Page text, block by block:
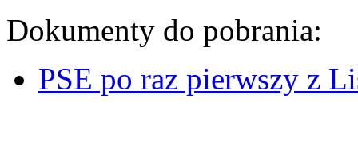
Dokumenty do pobrania:
PSE po raz pierwszy z